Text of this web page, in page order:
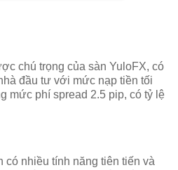
chú trọng của sàn YuloFX, có
đầu tư với mức nạp tiền tối
mức phí spread 2.5 pip, có tỷ lệ
có nhiều tính năng tiên tiến và